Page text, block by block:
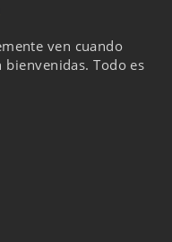
ven cuando
bienvenidas. Todo es